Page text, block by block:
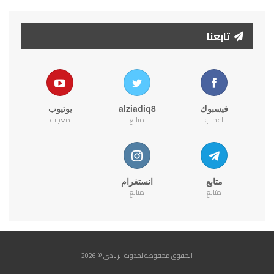
تابعنا
فيسبوك
اعجاب
alziadiq8
متابع
يوتيوب
معجب
متابع
متابع
انستغرام
متابع
الحقوق محفوظة لمدونة الزيادي © 2026